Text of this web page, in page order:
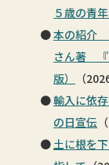
５歳の青
本の紹介
さん著 『
版）
（
輸入に依
の日宣伝
土に根を